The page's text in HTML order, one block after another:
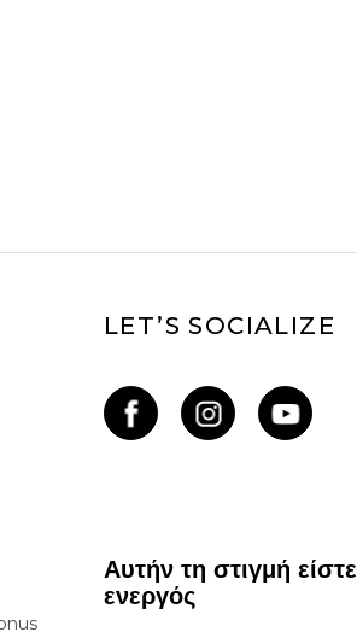
LET’S SOCIALIZE
Αυτήν τη στιγμή είστε
ενεργός